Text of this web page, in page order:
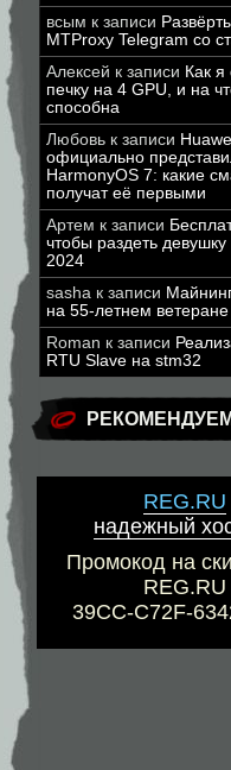
всым к записи
MTProxy Telegram со
Алексей к записи Как
печку на 4 GPU, и на
способна
Любовь к записи
официально
HarmonyOS 7: какие
получат её первыми
Артем к записи
чтобы раздеть
2024
sasha к записи
на 55-летнем
Roman к записи
RTU Slave на stm32
РЕКОМЕНДУЕМ
REG.RU
надежный
Промокод на
REG.RU
39CC-C72F-